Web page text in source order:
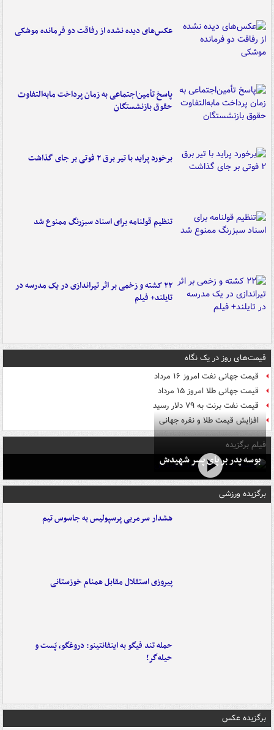
عکس‌های دیده نشده از رفاقت دو فرمانده‌ موشکی
پاسخ تأمین‌اجتماعی به زمان پرداخت مابه‌التفاوت
حقوق بازنشستگان
برخورد پراید با تیر برق ۲ فوتی بر جای گذاشت
تنظیم قولنامه برای اسناد سبزرنگ ممنوع شد
۲۲ کشته و زخمی بر اثر تیراندازی در یک مدرسه در
تایلند+ فیلم
قیمت‌های روز در یک نگاه
قیمت جهانی نفت امروز ۱۶ مرداد
قیمت جهانی طلا امروز ۱۵ مرداد
قیمت نفت برنت به ۷۹ دلار رسید
افزایش قیمت طلا و نقره جهانی
فیلم برگزیده
بوسه‌ پدر بر پای پسر شهیدش
برگزیده ورزشی
هشدار سرمربی پرسپولیس به جاسوس تیم
پیروزی استقلال مقابل همنام خوزستانی
حمله تند فیگو به اینفانتینو: دروغگو، پَست‌ و
حیله‌گر!
برگزیده عکس